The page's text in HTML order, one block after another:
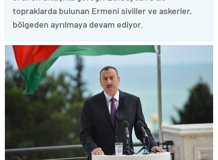
topraklarda bulunan Ermeni siviller ve askerler,
bölgeden ayrılmaya devam ediyor.